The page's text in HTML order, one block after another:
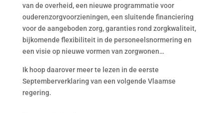
van de overheid, een nieuwe programmatie voor
ouderenzorgvoorzieningen, een sluitende financiering
voor de aangeboden zorg, garanties rond zorgkwaliteit,
bijkomende flexibiliteit in de personeelsnormering en
een visie op nieuwe vormen van zorgwonen…
Ik hoop daarover meer te lezen in de eerste
Septemberverklaring van een volgende Vlaamse
regering.